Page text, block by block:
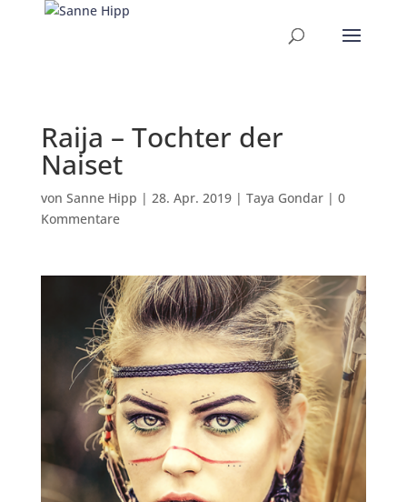
Raija – Tochter der
Naiset
von Sanne Hipp | 28. Apr. 2019| Taya Gondar| 0
Kommentare